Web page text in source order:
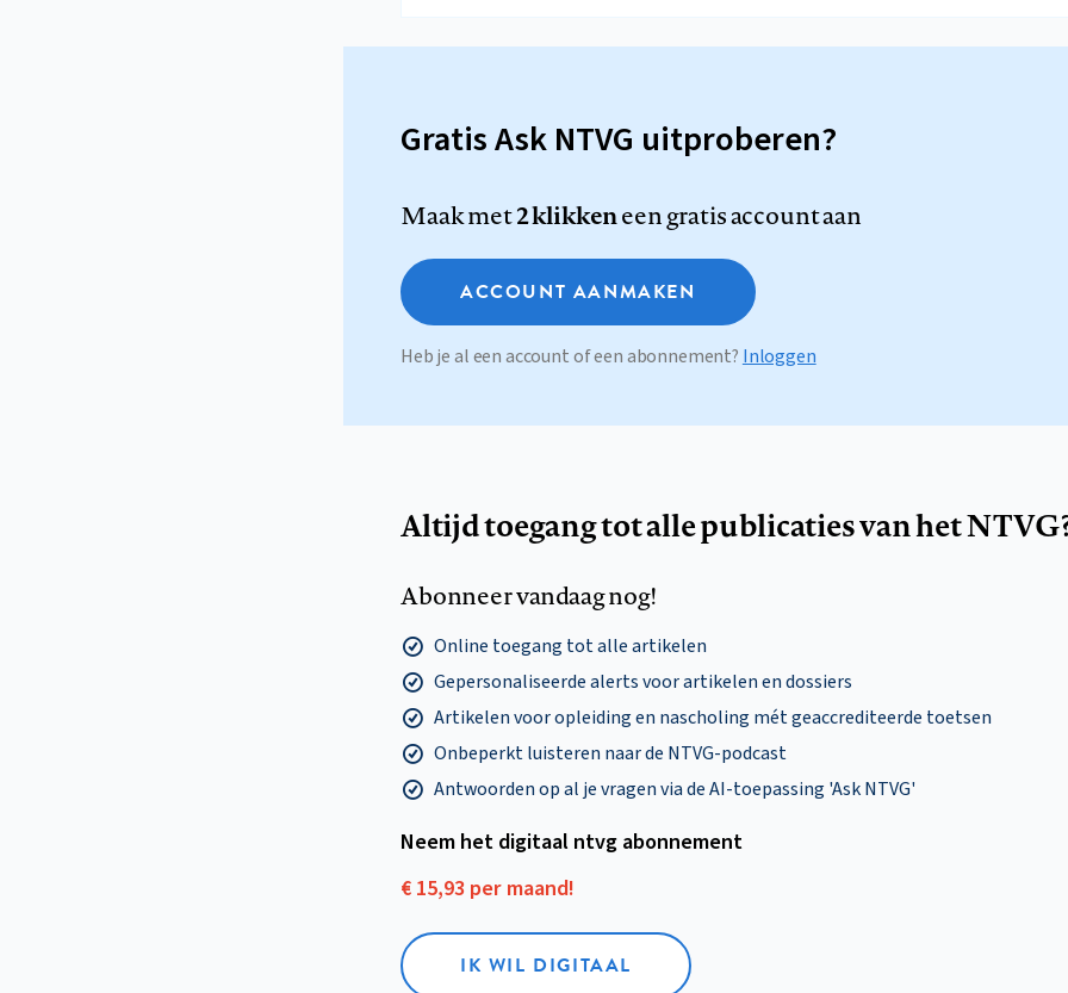
Gratis Ask NTVG uitproberen?
Maak met2 klikkeneen gratis account aan
ACCOUNT AANMAKEN
Heb je al een account of een abonnement? Inloggen
Altijd toegang tot alle publicaties van het
Abonneer vandaag nog!
Online toegang tot alle artikelen
Gepersonaliseerde alerts voor artikelen en dossiers
Artikelen voor opleiding en nascholing mét geaccrediteerde toetsen
Onbeperkt luisteren naar de NTVG-podcast
Antwoorden op al je vragen via de AI-toepassing 'Ask NTVG'
Neem het digitaal ntvg abonnement
€ 15,93 per maand!
IK WIL DIGITAAL